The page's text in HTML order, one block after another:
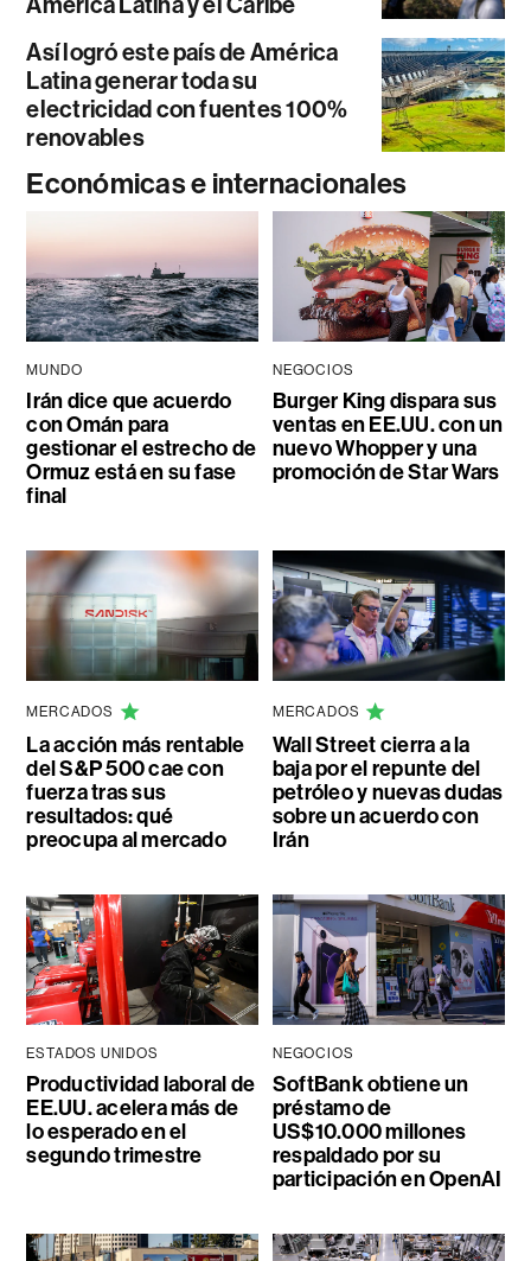
Así logró este país de América
Latina generar toda su
electricidad con fuentes 100%
renovables
Económicas e internacionales
MUNDO
Irán dice que acuerdo
con Omán para
gestionar el estrecho de
Ormuz está en su fase
final
NEGOCIOS
Burger King dispara sus
ventas en EE.UU. con un
nuevo Whopper y una
promoción de Star Wars
MERCADOS
La acción más rentable
del S&P 500 cae con
fuerza tras sus
resultados: qué
preocupa al mercado
MERCADOS
Wall Street cierra a la
baja por el repunte del
petróleo y nuevas dudas
sobre un acuerdo con
Irán
ESTADOS UNIDOS
Productividad laboral de
EE.UU. acelera más de
lo esperado en el
segundo trimestre
NEGOCIOS
SoftBank obtiene un
préstamo de
US$10.000 millones
respaldado por su
participación en OpenAI